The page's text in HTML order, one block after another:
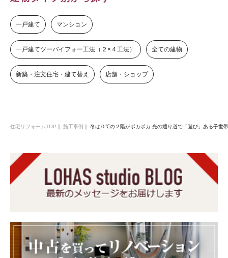
一戸建て マンション
一戸建てツーバイフォー工法（２×４工法） 全ての建物
新築・注文住宅・建て替え 店舗・ショップ
住宅リフォームTOP ｜ 施工事例 ｜ 冬は０℃の２階がポカポカ 光の通り道で「遊び」ある子世